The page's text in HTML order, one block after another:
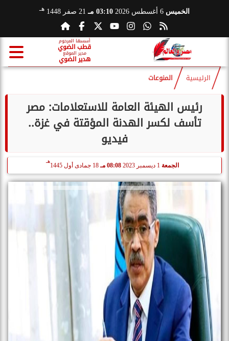
الخميس 03:10 مـ 21 صفر 1448 هـ
أسسها المرحوم
قطب الضوي
مدير الموقع
هدير الضوي
الرئيسية المنوعات
رئيس الهيئة العامة للاستعلامات: مصر
تأسف لكسر الهدنة المؤقتة في غزة..
فيديو
الجمعة 08:08 مـ 18 جمادى أول 1445
هـ